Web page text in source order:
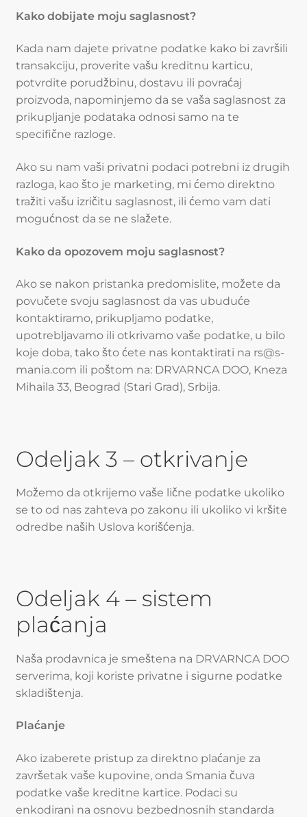
Kako dobijate moju saglasnost?
Kada nam dajete privatne podatke kako bi završili
transakciju, proverite vašu kreditnu karticu,
potvrdite porudžbinu, dostavu ili povraćaj
proizvoda, napominjemo da se vaša saglasnost za
prikupljanje podataka odnosi samo na te
specifične razloge.
Ako su nam vaši privatni podaci potrebni iz drugih
razloga, kao što je marketing, mi ćemo direktno
tražiti vašu izričitu saglasnost, ili ćemo vam dati
mogućnost da se ne slažete.
Kako da opozovem moju saglasnost?
Ako se nakon pristanka predomislite, možete da
povučete svoju saglasnost da vas ubuduće
kontaktiramo, prikupljamo podatke,
upotrebljavamo ili otkrivamo vaše podatke, u bilo
koje doba, tako što ćete nas kontaktirati na rs@s-
mania.com ili poštom na: DRVARNCA DOO, Kneza
Mihaila 33, Beograd (Stari Grad), Srbija.
Odeljak 3 – otkrivanje
Možemo da otkrijemo vaše lične podatke ukoliko
se to od nas zahteva po zakonu ili ukoliko vi kršite
odredbe naših Uslova korišćenja.
Odeljak 4 – sistem
plaćanja
Naša prodavnica je smeštena na DRVARNCA DOO
serverima, koji koriste privatne i sigurne podatke
skladištenja.
Plaćanje
Ako izaberete pristup za direktno plaćanje za
završetak vaše kupovine, onda Smania čuva
podatke vaše kreditne kartice. Podaci su
enkodirani na osnovu bezbednosnih standarda